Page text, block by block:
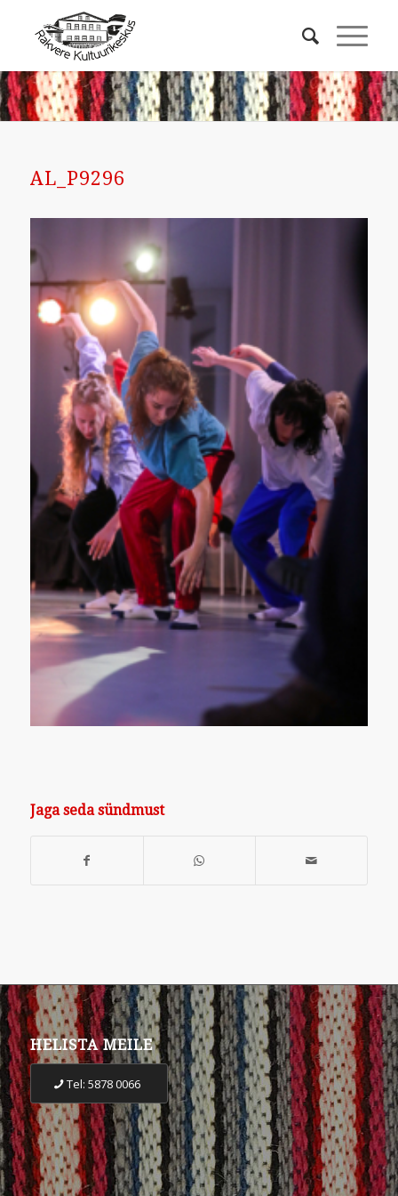
AL_P9296
Jaga seda sündmust
HELISTA MEILE
Tel: 5878 0066